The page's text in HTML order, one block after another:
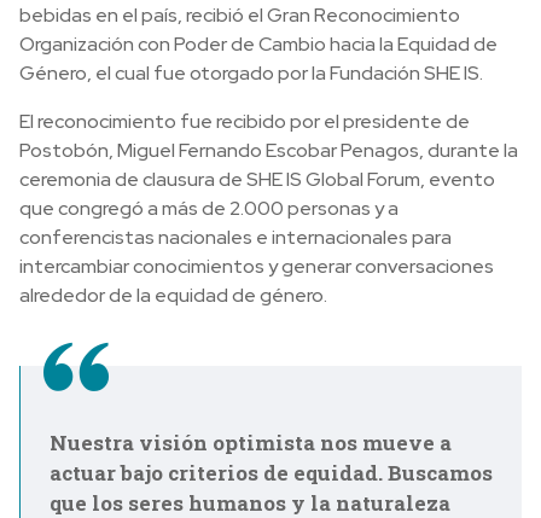
bebidas en el país, recibió el Gran Reconocimiento
Organización con Poder de Cambio hacia la Equidad de
Género, el cual fue otorgado por la Fundación SHE IS.
El reconocimiento fue recibido por el presidente de
Postobón, Miguel Fernando Escobar Penagos, durante la
ceremonia de clausura de SHE IS Global Forum, evento
que congregó a más de 2.000 personas y a
conferencistas nacionales e internacionales para
intercambiar conocimientos y generar conversaciones
alrededor de la equidad de género.
Nuestra visión optimista nos mueve a
actuar bajo criterios de equidad. Buscamos
que los seres humanos y la naturaleza